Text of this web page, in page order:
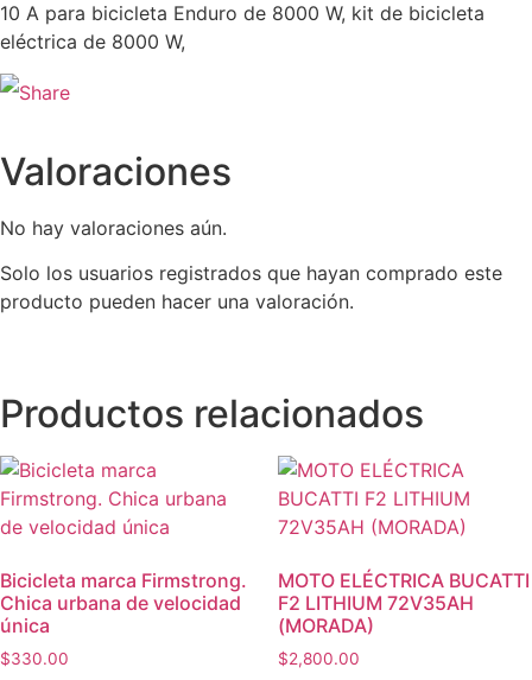
10 A para bicicleta Enduro de 8000 W, kit de bicicleta
eléctrica de 8000 W,
Valoraciones
No hay valoraciones aún.
Solo los usuarios registrados que hayan comprado este
producto pueden hacer una valoración.
Productos relacionados
Bicicleta marca Firmstrong.
Chica urbana de velocidad
única
$330.00
MOTO ELÉCTRICA BUCATTI
F2 LITHIUM 72V35AH
(MORADA)
$2,800.00